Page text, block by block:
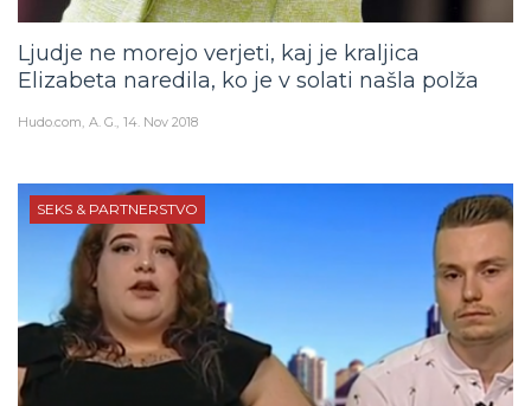
Ljudje ne morejo verjeti, kaj je kraljica
Elizabeta naredila, ko je v solati našla polža
Hudo.com A. G. 14. Nov 2018
SEKS & PARTNERSTVO